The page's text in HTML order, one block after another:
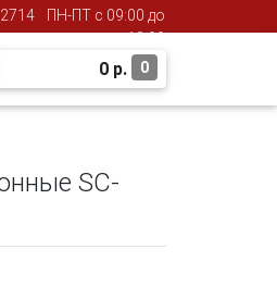
ПН-ПТ с 09:00 до
18:00
0 р. 0
SC-